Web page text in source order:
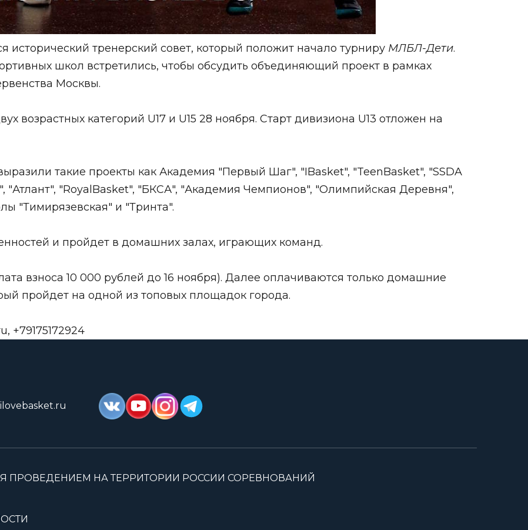
исторический тренерский совет, который положит начало турниру МЛБЛ-Дети.
школ встретились, чтобы обсудить объединяющий проект в рамках
Москвы.
возрастных категорий U17 и U15 28 ноября. Старт дивизиона U13 отложен на
такие проекты как Академия "Первый Шаг", "IBasket", "TeenBasket", "SSDA
"RoyalBasket", "БКСА", "Академия Чемпионов", "Олимпийская Деревня",
"Тимирязевская" и "Тринта".
и пройдет в домашних залах, играющих команд.
взноса 10 000 рублей до 16 ноября). Далее оплачиваются только домашние
пройдет на одной из топовых площадок города.
, +79175172924
ПРОВЕДЕНИЕМ НА ТЕРРИТОРИИ РОССИИ СОРЕВНОВАНИЙ